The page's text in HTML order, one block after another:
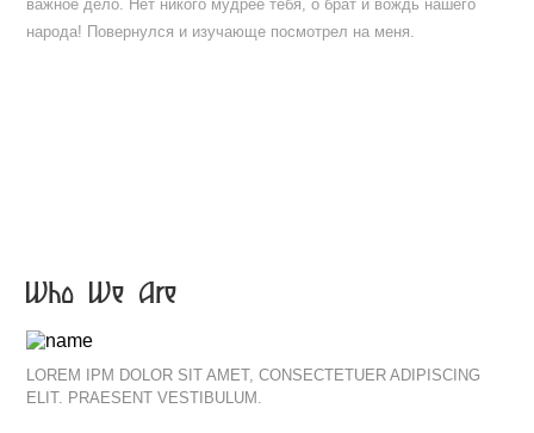
важное дело. Нет никого мудрее тебя, о брат и вождь нашего
народа! Повернулся и изучающе посмотрел на меня.
Who We Are
LOREM IPM DOLOR SIT AMET, CONSECTETUER ADIPISCING
ELIT. PRAESENT VESTIBULUM.